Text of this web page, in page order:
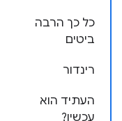
כל כך הרבה
ביטים
רינדור
העתיד הוא
עכשיו?